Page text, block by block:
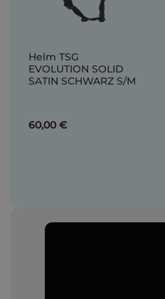
Helm TSG
EVOLUTION SOLID
SATIN SCHWARZ S/M
60,00 €